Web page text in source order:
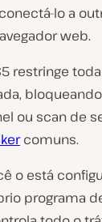
lo a
web.
restringe
ou scan de
comuns.
o está
programa